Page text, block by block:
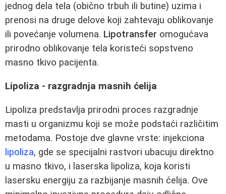
jednog dela tela (obično trbuh ili butine) uzima i
prenosi na druge delove koji zahtevaju oblikovanje
ili povećanje volumena. Lipotransfer omogućava
prirodno oblikovanje tela koristeći sopstveno
masno tkivo pacijenta.
Lipoliza - razgradnja masnih ćelija
Lipoliza predstavlja prirodni proces razgradnje
masti u organizmu koji se može podstaći različitim
metodama. Postoje dve glavne vrste: injekciona
lipoliza, gde se specijalni rastvori ubacuju direktno
u masno tkivo, i laserska lipoliza, koja koristi
lasersku energiju za razbijanje masnih ćelija. Ove